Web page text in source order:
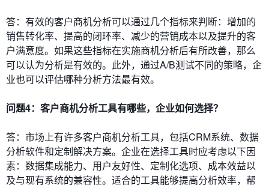
答：有效的客户商机分析可以通过几个指标来判断：增加的
销售转化率、提高的闭环率、减少的营销成本以及提升的客
户满意度。如果这些指标在实施商机分析后有所改善，那么
可以认为分析是有效的。此外，通过A/B测试不同的策略，企
业也可以评估哪种分析方法最有效。
问题4：客户商机分析工具有哪些，企业如何选择？
答：市场上有许多客户商机分析工具，包括CRM系统、数据
分析软件和定制解决方案。企业在选择工具时应考虑以下因
素：数据集成能力、用户友好性、定制化选项、成本效益以
及与现有系统的兼容性。适合的工具能够提高分析效率，帮